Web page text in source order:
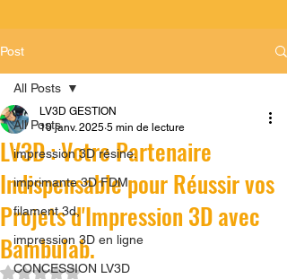
Post
All Posts
impression 3D résine.
imprimante 3D FDM
filament 3d,
impression 3D en ligne
CONCESSION LV3D
All Posts
LV3D : Votre Partenaire
Indispensable pour Réussir vos
Projets d'Impression 3D avec
Bambulab.
LV3D GESTION
10 janv. 2025 5 min de lecture
Noté NaN étoiles sur 5.